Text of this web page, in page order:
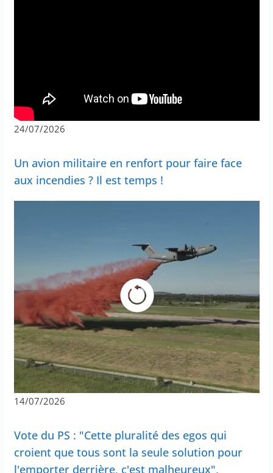
24/07/2026
Un avion militaire en renfort pour faire face
aux incendies ? Il est temps !
14/07/2026
Vote du PS : "Cette pluralité des egos qui
croient que tous sont la seule solution pour
l'emporter derrière, c'est malheureux",